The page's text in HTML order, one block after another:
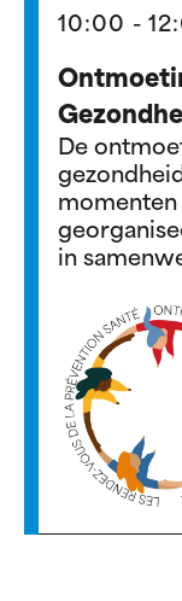
10:00 -
De
momenten
in
Thema: